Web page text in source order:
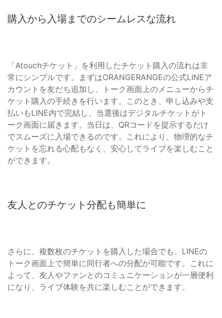
購入から入場までのシームレスな流れ
「Atouchチケット」を利用したチケット購入の流れは非
常にシンプルです。まずはORANGERANGEの公式LINEア
カウントを友だち追加し、トーク画面上のメニューからチ
ケット購入の手続きを行います。このとき、申し込みや支
払いもLINE内で完結し、当選後はデジタルチケットがト
ーク画面に届きます。当日は、QRコードを提示するだけ
でスムーズに入場できるのです。これにより、物理的なチ
ケットを忘れる心配もなく、安心してライブを楽しむこと
ができます。
友人とのチケット分配も簡単に
さらに、複数枚のチケットを購入した場合でも、LINEの
トーク画面上で簡単に同行者への分配が可能です。これに
よって、友人やファンとのコミュニケーションが一層便利
になり、ライブ体験を共に楽しむことができます。